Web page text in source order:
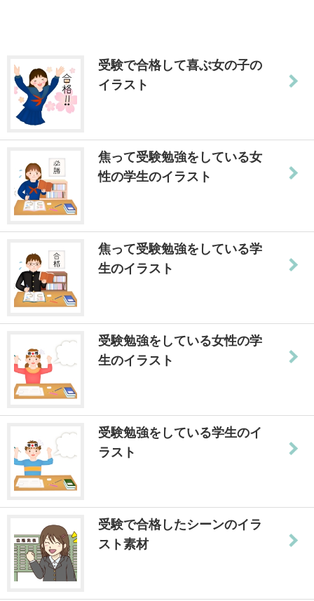
受験で合格して喜ぶ女の子の
イラスト
焦って受験勉強をしている女
性の学生のイラスト
焦って受験勉強をしている学
生のイラスト
受験勉強をしている女性の学
生のイラスト
受験勉強をしている学生のイ
ラスト
受験で合格したシーンのイラ
スト素材